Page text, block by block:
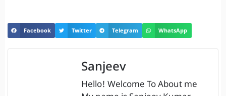
Facebook Twitter Telegram WhatsApp
Sanjeev
Hello! Welcome To About me